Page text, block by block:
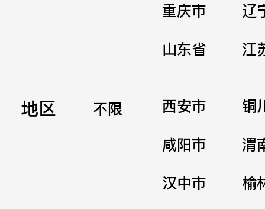
重庆市
辽
山东省
江
地区 不限 西安市
铜
咸阳市
渭
汉中市
榆